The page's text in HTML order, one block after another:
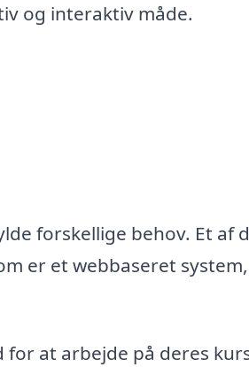
og interaktiv måde.
forskellige behov. Et af
er et webbaseret
at arbejde på deres